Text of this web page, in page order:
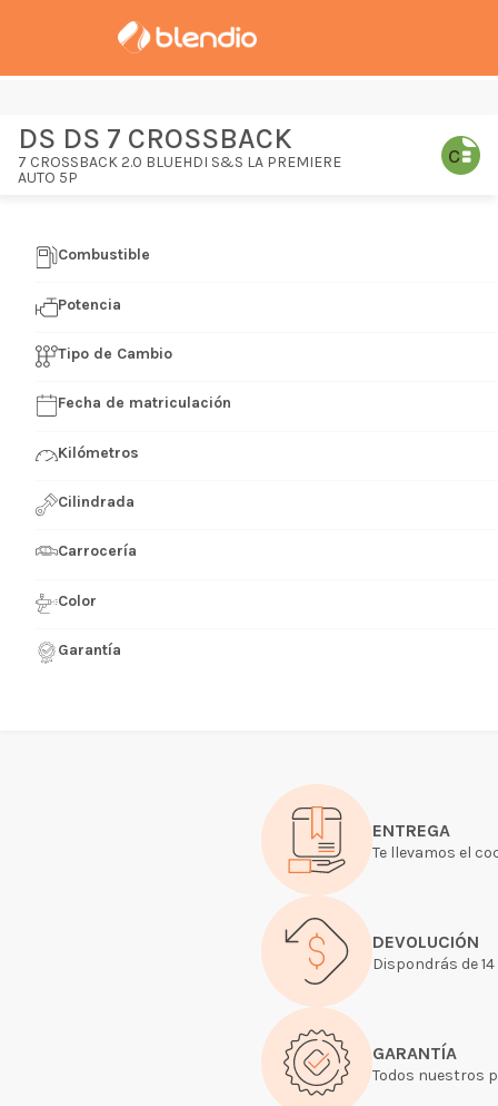
DS DS 7 CROSSBACK
7 CROSSBACK 2.0 BLUEHDI S&S LA PREMIERE
AUTO 5P
ENTREGA
Te llevamos el
DEVOLUCIÓN
Dispondrás de
GARANTÍA
Todos nuestros
Combustible
Potencia
Tipo de Cambio
Fecha de matriculación
Kilómetros
Cilindrada
Carrocería
Color
Garantía